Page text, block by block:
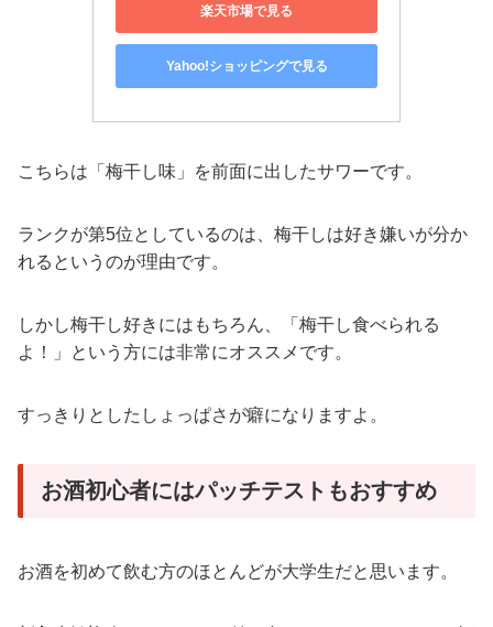
楽天市場で見る
Yahoo!ショッピングで見る
こちらは「梅干し味」を前面に出したサワーです。
ランクが第5位としているのは、梅干しは好き嫌いが分か
れるというのが理由です。
しかし梅干し好きにはもちろん、「梅干し食べられる
よ！」という方には非常にオススメです。
すっきりとしたしょっぱさが癖になりますよ。
お酒初心者にはパッチテストもおすすめ
お酒を初めて飲む方のほとんどが大学生だと思います。